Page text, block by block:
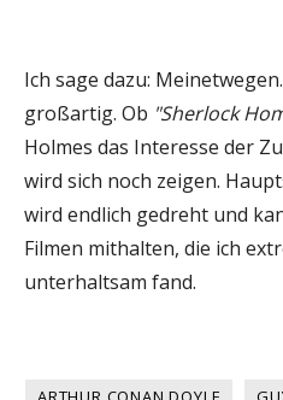
Ich sage dazu: Meinetwegen.
großartig. Ob "Sherlock
Holmes das Interesse der
wird sich noch zeigen.
wird endlich gedreht und
Filmen mithalten, die ich
unterhaltsam fand.